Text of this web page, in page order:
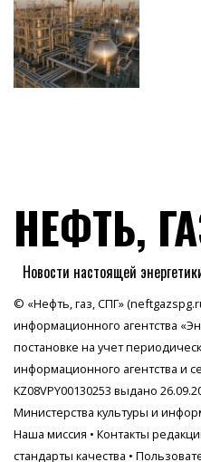
НЕФТЬ,
Новости настоящей
© «Нефть, газ, СПГ»
информационного агентства
постановке на учет
информационного агентства и
KZ08VPY00130253 выдано
Министерства культуры и
Наша миссия • Контакты
стандарты качества •